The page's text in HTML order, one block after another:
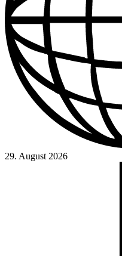
29. August 2026